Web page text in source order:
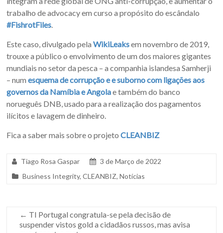
trabalho de advocacy em curso a propósito do escândalo
#FishrotFiles.
Este caso, divulgado pelaWikiLeaksem novembro de 2019,
trouxe a público o envolvimento de um dos maiores gigantes
mundiais no setor da pesca – a companhia islandesa Samherji
– numesquema de corrupção e e suborno com ligações aos
governos da Namíbia e Angolae também do banco
norueguês DNB, usado para a realização dos pagamentos
ilícitos e lavagem de dinheiro.
Fica a saber mais sobre o projetoCLEANBIZ
Tiago Rosa Gaspar
3 de Março de 2022
Business Integrity,CLEANBIZ,Notícias
← TI Portugal congratula-se pela decisão de
suspender vistos gold a cidadãos russos, mas avisa